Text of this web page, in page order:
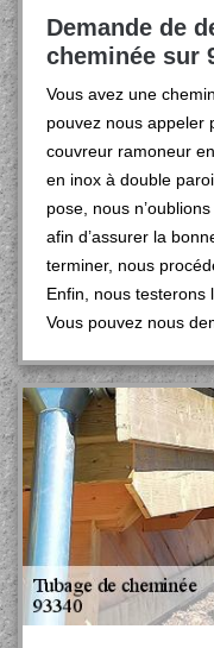
Demande de
cheminée sur
Vous avez une
pouvez nous appeler
couvreur ramoneur
en inox à double
pose, nous
afin d’assurer la
terminer, nous
Enfin, nous testerons
Vous pouvez nous